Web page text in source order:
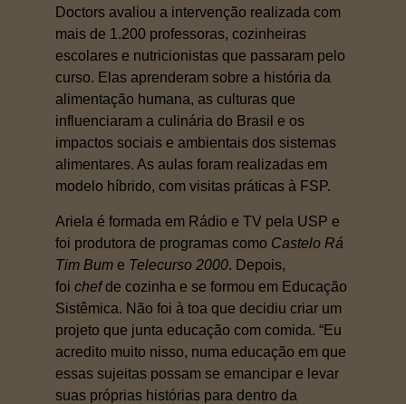
Doctors avaliou a intervenção realizada com
mais de 1.200 professoras, cozinheiras
escolares e nutricionistas que passaram pelo
curso. Elas aprenderam sobre a história da
alimentação humana, as culturas que
influenciaram a culinária do Brasil e os
impactos sociais e ambientais dos sistemas
alimentares. As aulas foram realizadas em
modelo híbrido, com visitas práticas à FSP.
Ariela é formada em Rádio e TV pela USP e
foi produtora de programas como Castelo Rá
Tim Bume Telecurso 2000. Depois,
foi chefde cozinha e se formou em Educação
Sistêmica. Não foi à toa que decidiu criar um
projeto que junta educação com comida. “Eu
acredito muito nisso, numa educação em que
essas sujeitas possam se emancipar e levar
suas próprias histórias para dentro da